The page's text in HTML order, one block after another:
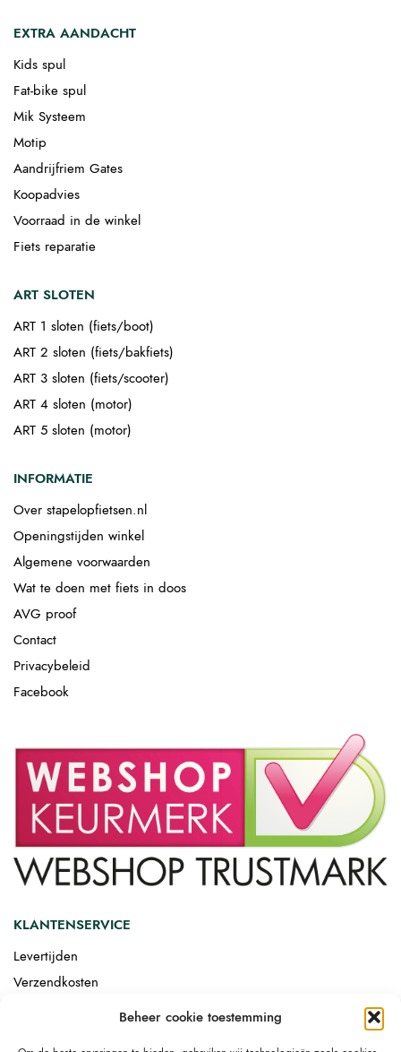
Beheer cookie toestemming
EXTRA AANDACHT
Kids spul
Fat-bike spul
Mik Systeem
Motip
Aandrijfriem Gates
Koopadvies
Voorraad in de winkel
Fiets reparatie
ART SLOTEN
ART 1 sloten (fiets/boot)
ART 2 sloten (fiets/bakfiets)
ART 3 sloten (fiets/scooter)
ART 4 sloten (motor)
ART 5 sloten (motor)
INFORMATIE
Over stapelopfietsen.nl
Openingstijden winkel
Algemene voorwaarden
Wat te doen met fiets in doos
AVG proof
Contact
Privacybeleid
Facebook
KLANTENSERVICE
Levertijden
Verzendkosten
Afgemonteerd laten bezorgen